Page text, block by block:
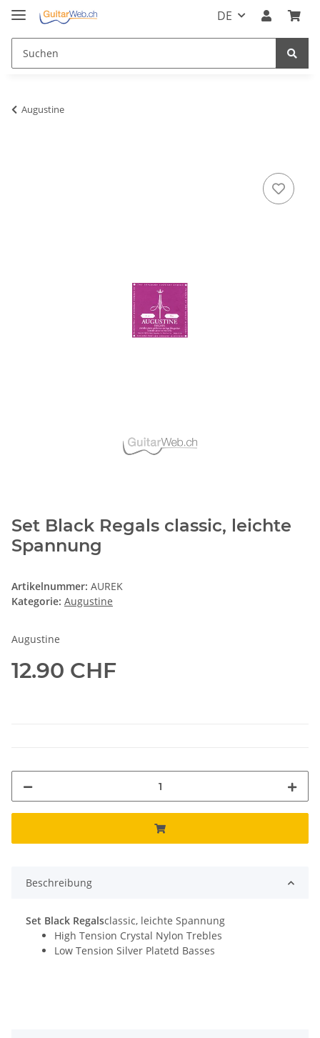
DE
Augustine
Set Black Regals classic, leichte
Spannung
Artikelnummer: AUREK
Kategorie: Augustine
Augustine
12.90 CHF
Beschreibung
Set Black Regalsclassic, leichte Spannung
High Tension Crystal Nylon Trebles
Low Tension Silver Platetd Basses